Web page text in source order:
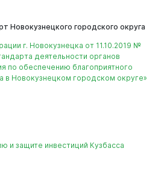
Новокузнецкого городского округа
г. Новокузнецка от 11.10.2019 №
деятельности органов
по обеспечению благоприятного
в Новокузнецком городском округе»
и защите инвестиций Кузбасса